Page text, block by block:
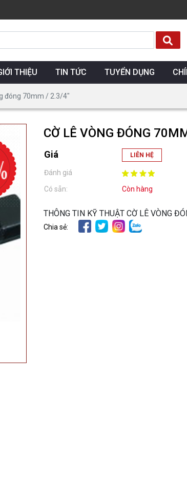
THIỆU TIN TỨC TUYỂN DỤNG
đóng 70mm / 2.3/4″
CỜ LÊ VÒNG ĐÓNG
Giá LIÊN HỆ
Đánh giá
Có sẵn:
Còn hàng
THÔNG TIN KỸ THUẬT CỜ LÊ VÒNG
Chia sẻ: